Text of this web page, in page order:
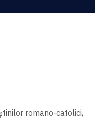
romano-catolici,